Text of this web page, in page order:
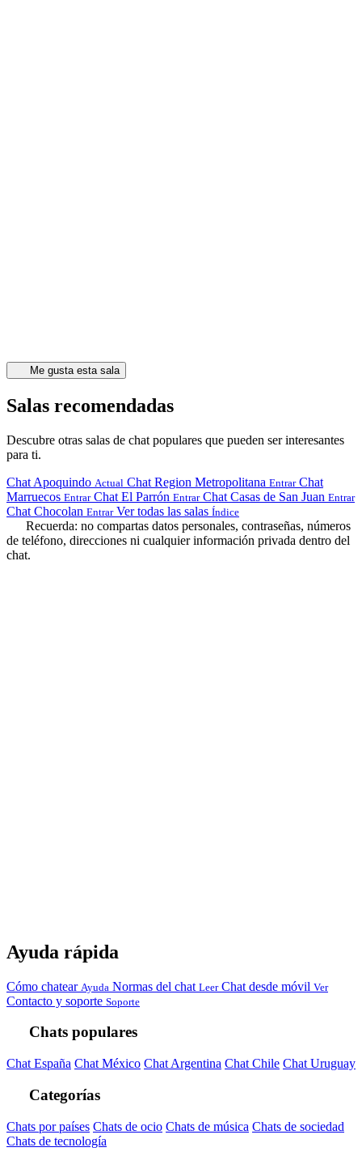
Me gusta esta sala
Salas recomendadas
Descubre otras salas de chat populares que pueden ser interesantes
para ti.
Chat Apoquindo Actual Chat Region Metropolitana Entrar Chat
Marruecos Entrar Chat El Parrón Entrar Chat Casas de San Juan Entrar
Chat Chocolan Entrar Ver todas las salas Índice
Recuerda: no compartas datos personales, contraseñas, números
de teléfono, direcciones ni cualquier información privada dentro del
chat.
Ayuda rápida
Cómo chatear Ayuda Normas del chat Leer Chat desde móvil Ver
Contacto y soporte Soporte
Chats populares
Chat España Chat México Chat Argentina Chat Chile Chat Uruguay
Categorías
Chats por países Chats de ocio Chats de música Chats de sociedad
Chats de tecnología